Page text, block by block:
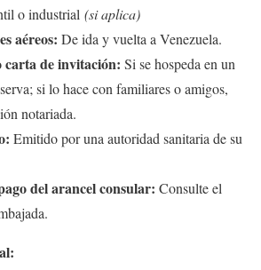
o industrial (si aplica)
aéreos: De ida y vuelta a Venezuela.
carta de invitación: Si se hospeda en un
si lo hace con familiares o amigos,
notariada.
Emitido por una autoridad sanitaria de su
del arancel consular: Consulte el